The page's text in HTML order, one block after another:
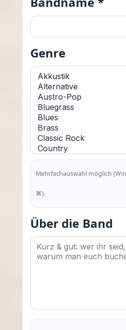
Genre
Mehrfachauswahl möglich
⌘).
Über die Band